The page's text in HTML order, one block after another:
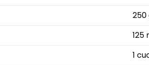
250
125
1